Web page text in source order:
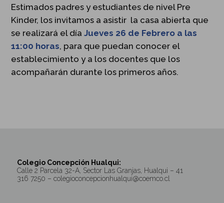
Estimados padres y estudiantes de nivel Pre
Kinder, los invitamos a asistir la casa abierta que
se realizará el díaJueves 26 de Febrero a las
11:00 horas, para que puedan conocer el
establecimiento y a los docentes que los
acompañarán durante los primeros años.
Colegio Concepción Hualqui:
Calle 2 Parcela 32-A, Sector Las Granjas, Hualqui – 41
316 7250 – colegioconcepcionhualqui@coemco.cl